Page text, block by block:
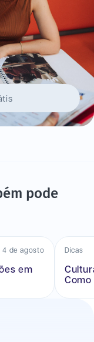
pode
4 de agosto
em
Dicas